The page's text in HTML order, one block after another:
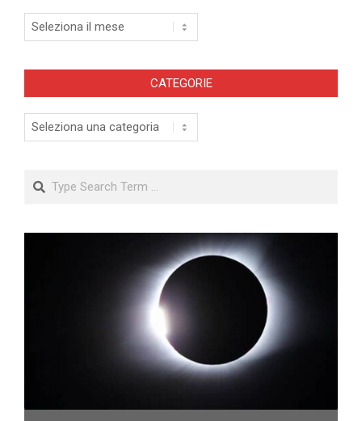
Archivi
CATEGORIE
Categorie
Search